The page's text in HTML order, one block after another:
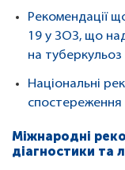
Рекомендації
19 у ЗОЗ, що
на туберкульоз
Національні
спостереження
Міжнародні
діагностики та